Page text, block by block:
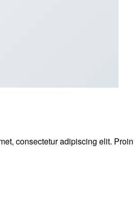
consectetur adipiscing elit. Proin